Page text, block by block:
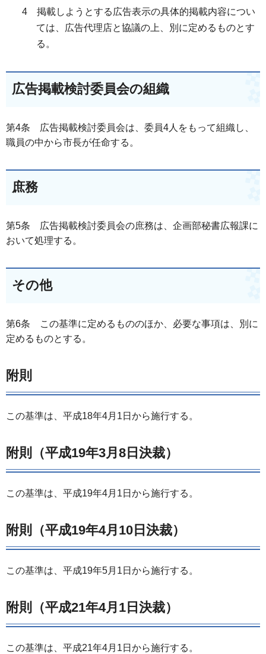
4 掲載しようとする広告表示の具体的掲載内容につい
ては、広告代理店と協議の上、別に定めるものとす
る。
広告掲載検討委員会の組織
第4条 広告掲載検討委員会は、委員4人をもって組織し、
職員の中から市長が任命する。
庶務
第5条 広告掲載検討委員会の庶務は、企画部秘書広報課に
おいて処理する。
その他
第6条 この基準に定めるもののほか、必要な事項は、別に
定めるものとする。
附則
この基準は、平成18年4月1日から施行する。
附則（平成19年3月8日決裁）
この基準は、平成19年4月1日から施行する。
附則（平成19年4月10日決裁）
この基準は、平成19年5月1日から施行する。
附則（平成21年4月1日決裁）
この基準は、平成21年4月1日から施行する。